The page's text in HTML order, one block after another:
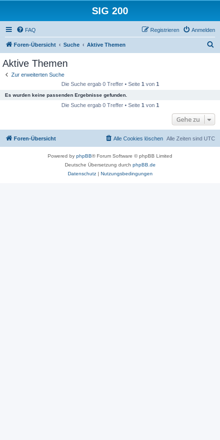
SIG 200
FAQ Anmelden
Registrieren
Foren-Übersicht Suche Aktive Themen
Aktive Themen
Zur erweiterten Suche
Die Suche ergab 0 Treffer • Seite 1 von 1
Es wurden keine passenden Ergebnisse gefunden.
Die Suche ergab 0 Treffer • Seite 1 von 1
Gehe zu
Foren-Übersicht Alle Zeiten sind UTC
Alle Cookies löschen
Powered by phpBB® Forum Software © phpBB Limited
Deutsche Übersetzung durch phpBB.de
Datenschutz| Nutzungsbedingungen